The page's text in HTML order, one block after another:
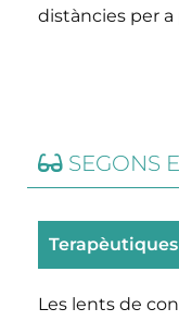
distàncies per
SEGONS
Terapèutiques
Les lents de